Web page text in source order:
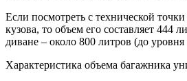
Если посмотреть с технической
кузова, то объем его составляет 444
диване – около 800 литров (до уровня
Характеристика объема багажника